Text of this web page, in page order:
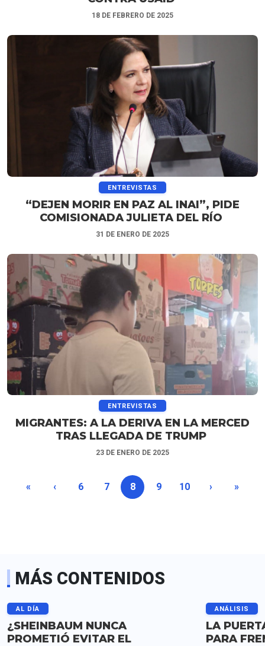
18 DE FEBRERO DE 2025
ENTREVISTAS
“DEJEN MORIR EN PAZ AL INAI”, PIDE
COMISIONADA JULIETA DEL RÍO
31 DE ENERO DE 2025
ENTREVISTAS
MIGRANTES: A LA DERIVA EN LA MERCED
TRAS LLEGADA DE TRUMP
23 DE ENERO DE 2025
« ‹ 6 7 8 9 10 › »
MÁS CONTENIDOS
AL DÍA
¿SHEINBAUM NUNCA
PROMETIÓ EVITAR EL
ANÁLISIS
LA
PARA